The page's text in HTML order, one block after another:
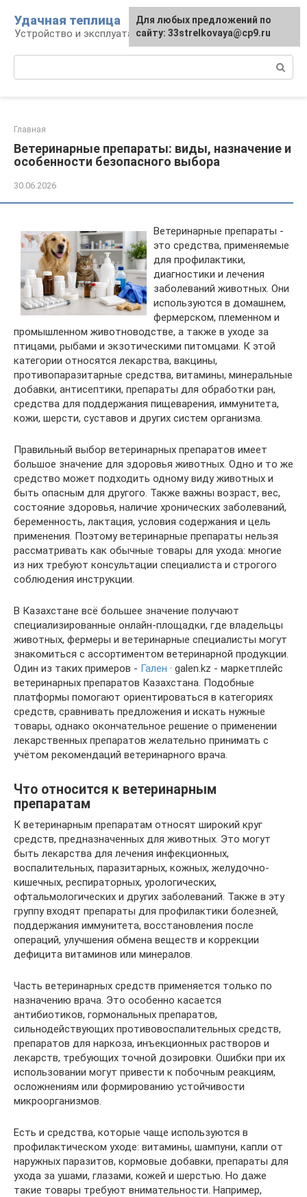
контенту
Удачная теплица
Устройство и эксплуатация теплиц
Главная
Ветеринарные препараты: виды, назначение и
особенности безопасного выбора
30.06.2026
Ветеринарные препараты -
это средства, применяемые
для профилактики,
диагностики и лечения
заболеваний животных. Они
используются в домашнем,
фермерском, племенном и
промышленном животноводстве, а также в уходе за
птицами, рыбами и экзотическими питомцами. К этой
категории относятся лекарства, вакцины,
противопаразитарные средства, витамины, минеральные
добавки, антисептики, препараты для обработки ран,
средства для поддержания пищеварения, иммунитета,
кожи, шерсти, суставов и других систем организма.
Правильный выбор ветеринарных препаратов имеет
большое значение для здоровья животных. Одно и то же
средство может подходить одному виду животных и
быть опасным для другого. Также важны возраст, вес,
состояние здоровья, наличие хронических заболеваний,
беременность, лактация, условия содержания и цель
применения. Поэтому ветеринарные препараты нельзя
рассматривать как обычные товары для ухода: многие
из них требуют консультации специалиста и строгого
соблюдения инструкции.
В Казахстане всё большее значение получают
специализированные онлайн-площадки, где владельцы
животных, фермеры и ветеринарные специалисты могут
знакомиться с ассортиментом ветеринарной продукции.
Один из таких примеров - Гален · galen.kz - маркетплейс
ветеринарных препаратов Казахстана. Подобные
платформы помогают ориентироваться в категориях
средств, сравнивать предложения и искать нужные
товары, однако окончательное решение о применении
лекарственных препаратов желательно принимать с
учётом рекомендаций ветеринарного врача.
Что относится к ветеринарным
препаратам
К ветеринарным препаратам относят широкий круг
средств, предназначенных для животных. Это могут
быть лекарства для лечения инфекционных,
воспалительных, паразитарных, кожных, желудочно-
кишечных, респираторных, урологических,
офтальмологических и других заболеваний. Также в эту
группу входят препараты для профилактики болезней,
поддержания иммунитета, восстановления после
операций, улучшения обмена веществ и коррекции
дефицита витаминов или минералов.
Часть ветеринарных средств применяется только по
назначению врача. Это особенно касается
антибиотиков, гормональных препаратов,
сильнодействующих противовоспалительных средств,
препаратов для наркоза, инъекционных растворов и
лекарств, требующих точной дозировки. Ошибки при их
использовании могут привести к побочным реакциям,
осложнениям или формированию устойчивости
микроорганизмов.
Есть и средства, которые чаще используются в
профилактическом уходе: витамины, шампуни, капли от
наружных паразитов, кормовые добавки, препараты для
ухода за ушами, глазами, кожей и шерстью. Но даже
такие товары требуют внимательности. Например,
Для любых предложений по
сайту: 33strelkovaya@cp9.ru